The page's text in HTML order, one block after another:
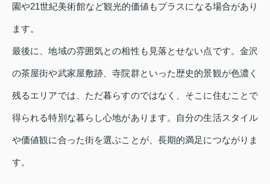
園や21世紀美術館など観光的価値もプラスになる場合があり
ます。
最後に、地域の雰囲気との相性も見落とせない点です。金沢
の茶屋街や武家屋敷跡、寺院群といった歴史的景観が色濃く
残るエリアでは、ただ暮らすのではなく、そこに住むことで
得られる特別な暮らし心地があります。自分の生活スタイル
や価値観に合った街を選ぶことが、長期的満足につながりま
す。